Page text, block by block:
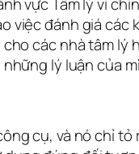
việc đánh giá các
các nhà tâm lý
lý luận của
cụ, và nó chỉ tỏ